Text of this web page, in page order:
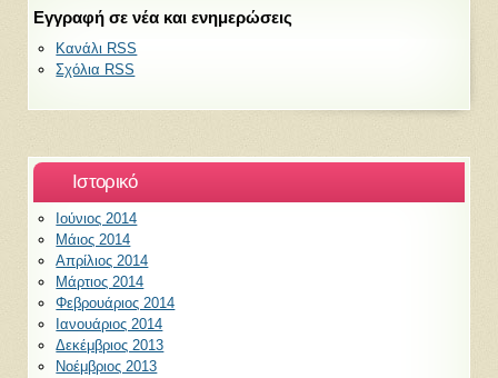
Εγγραφή σε νέα και ενημερώσεις
Κανάλι RSS
Σχόλια RSS
Ιστορικό
Ιούνιος 2014
Μάιος 2014
Απρίλιος 2014
Μάρτιος 2014
Φεβρουάριος 2014
Ιανουάριος 2014
Δεκέμβριος 2013
Νοέμβριος 2013